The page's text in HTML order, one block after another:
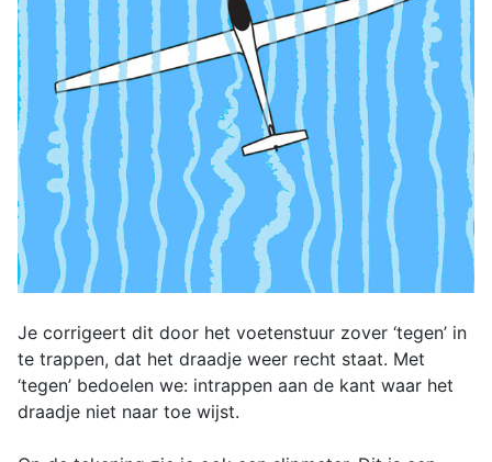
Je corrigeert dit door het voetenstuur zover ‘tegen’ in
te trappen, dat het draadje weer recht staat. Met
‘tegen’ bedoelen we: intrappen aan de kant waar het
draadje niet naar toe wijst.